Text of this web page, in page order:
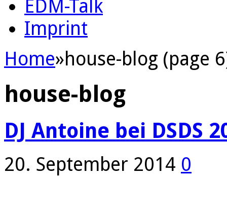
EDM-Talk
Imprint
Home»house-blog (page
house-blog
DJ Antoine bei DSDS
20. September 2014 0